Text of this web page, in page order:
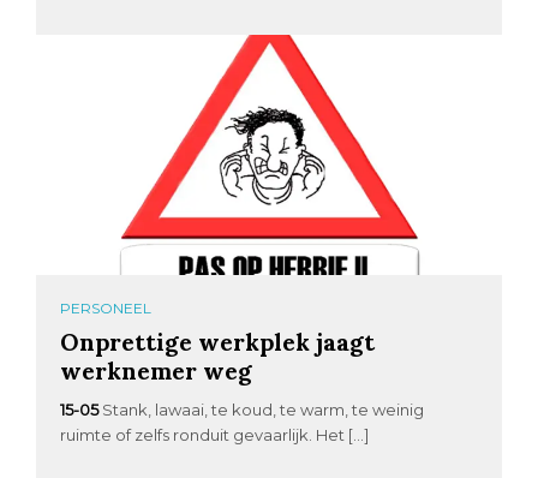
PERSONEEL
Onprettige werkplek jaagt
werknemer weg
15-05 Stank, lawaai, te koud, te warm, te weinig
ruimte of zelfs ronduit gevaarlijk. Het […]